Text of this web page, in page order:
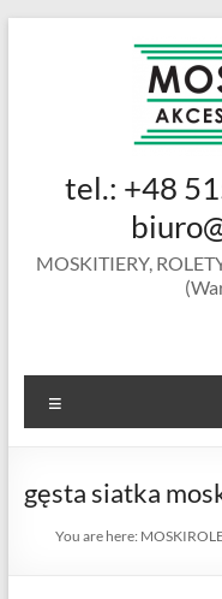
siatki na
okienne |
ramkowe i
drzwiowe
tel.: +48
MOSKITIERY,
gęsta siatka
You are here: